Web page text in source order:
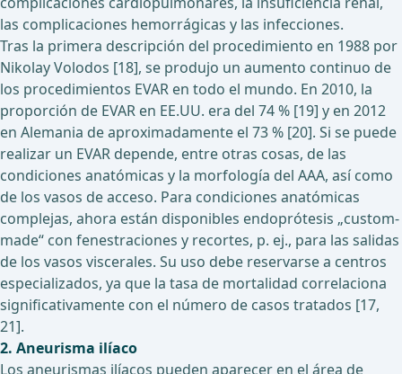
las complicaciones hemorrágicas y las infecciones.
Tras la primera descripción del procedimiento en 1988 por
Nikolay Volodos [18], se produjo un aumento continuo de
los procedimientos EVAR en todo el mundo. En 2010, la
proporción de EVAR en EE.UU. era del 74 % [19] y en 2012
en Alemania de aproximadamente el 73 % [20]. Si se puede
realizar un EVAR depende, entre otras cosas, de las
condiciones anatómicas y la morfología del AAA, así como
de los vasos de acceso. Para condiciones anatómicas
complejas, ahora están disponibles endoprótesis „custom-
made“ con fenestraciones y recortes, p. ej., para las salidas
de los vasos viscerales. Su uso debe reservarse a centros
especializados, ya que la tasa de mortalidad correlaciona
significativamente con el número de casos tratados [17,
21].
2. Aneurisma ilíaco
Los aneurismas ilíacos pueden aparecer en el área de